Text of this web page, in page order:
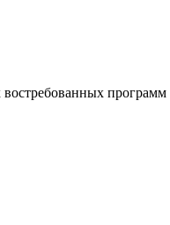
востребованных